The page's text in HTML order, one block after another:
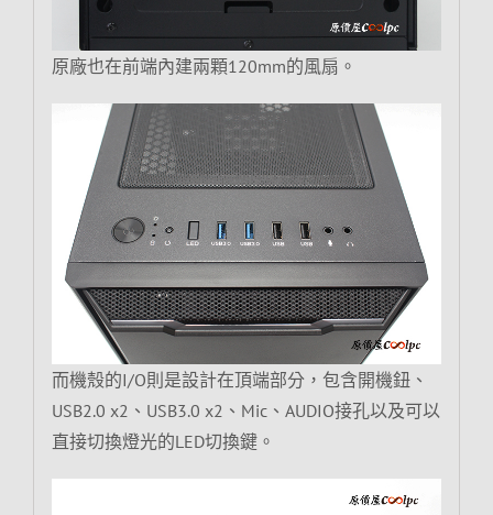
原廠也在前端內建兩顆120mm的風扇。
而機殼的I/O則是設計在頂端部分，包含開機鈕、
USB2.0 x2、USB3.0 x2、Mic、AUDIO接孔以及可以
直接切換燈光的LED切換鍵。